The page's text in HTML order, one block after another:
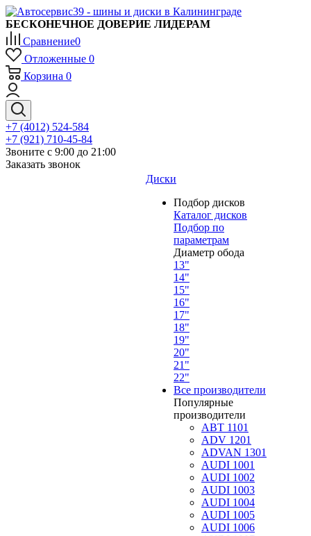
БЕСКОНЕЧНОЕ ДОВЕРИЕ ЛИДЕРАМ
Сравнение0
Отложенные 0
Корзина 0
+7 (4012) 524-584
+7 (921) 710-45-84
Звоните с 9:00 до 21:00
Заказать звонок
Диски
Подбор дисков
Каталог дисков
Подбор по
параметрам
Диаметр обода
13"
14"
15"
16"
17"
18"
19"
20"
21"
22"
Все производители
Популярные
производители
ABT 1101
ADV 1201
ADVAN 1301
AUDI 1001
AUDI 1002
AUDI 1003
AUDI 1004
AUDI 1005
AUDI 1006